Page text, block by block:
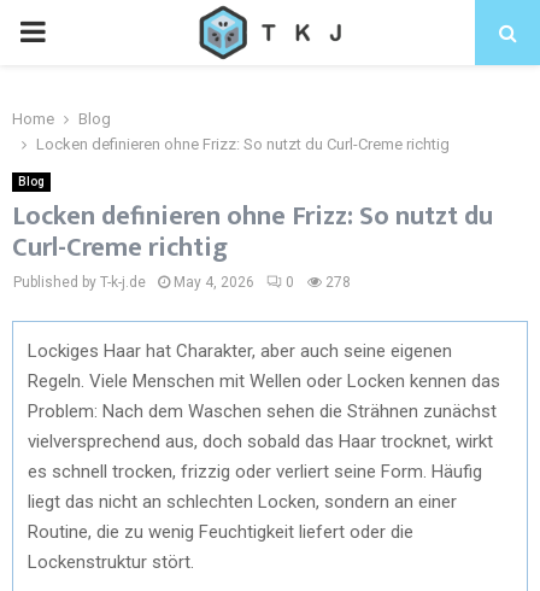
Home
Blog
Locken definieren ohne Frizz: So nutzt du Curl-Creme richtig
Blog
Locken definieren ohne Frizz: So nutzt du
Curl-Creme richtig
Published by T-k-j.de May 4, 2026 0 278
Lockiges Haar hat Charakter, aber auch seine eigenen
Regeln. Viele Menschen mit Wellen oder Locken kennen das
Problem: Nach dem Waschen sehen die Strähnen zunächst
vielversprechend aus, doch sobald das Haar trocknet, wirkt
es schnell trocken, frizzig oder verliert seine Form. Häufig
liegt das nicht an schlechten Locken, sondern an einer
Routine, die zu wenig Feuchtigkeit liefert oder die
Lockenstruktur stört.